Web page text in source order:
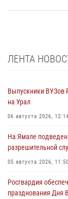
ЛЕНТА
Выпускники ВУЗов
на Урал
06 августа 2026, 12:14
На Ямале
разрешительной
05 августа 2026, 11:50
Росгвардия
празднования Дня